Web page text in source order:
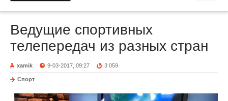
Ведущие спортивных
телепередач из разных стран
xamik 9-03-2017, 09:27 3 059
Спорт